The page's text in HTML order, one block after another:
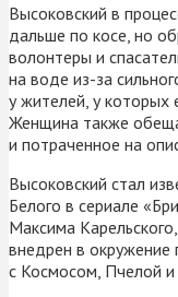
Высоковский в
дальше по косе, но
волонтеры и
на воде из-за
у жителей, у
Женщина также
и потраченное на
Высоковский стал
Белого в сериале
Максима
внедрен в окружение
с Космосом, Пчелой